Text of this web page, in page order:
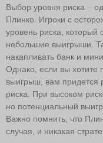
Выбор уровня риска –
Плинко. Игроки с
уровень риска, который
небольшие выигрыши.
накапливать банк и
Однако, если вы хотите
выигрыш, вам придется
риска. При высоком
но потенциальный
Важно помнить, что
случая, и никакая